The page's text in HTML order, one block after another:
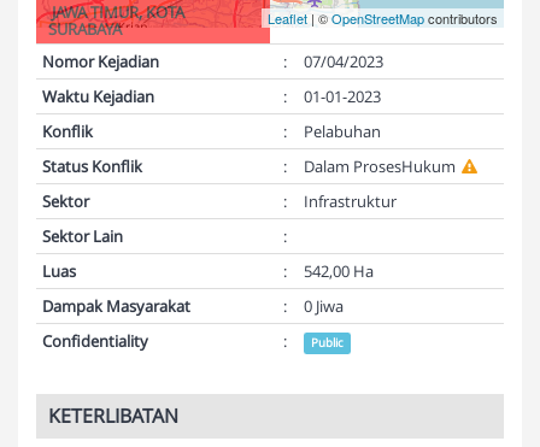
Leaflet | ©OpenStreetMapcontributors
JAWA TIMUR, KOTA
SURABAYA
Nomor Kejadian
:
07/04/2023
Waktu Kejadian
:
01-01-2023
Konflik
:
Pelabuhan
Status Konflik
:
Dalam ProsesHukum
Sektor
:
Infrastruktur
Sektor Lain
:
Luas
:
542,00 Ha
Dampak Masyarakat
:
0 Jiwa
Confidentiality
: Public
KETERLIBATAN